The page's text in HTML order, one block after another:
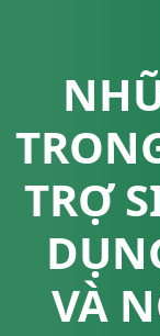
TRỢ
VÀ